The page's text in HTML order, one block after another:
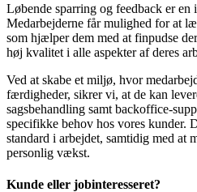
Løbende sparring og feedback er en
Medarbejderne får mulighed for at
som hjælper dem med at finpudse
høj kvalitet i alle aspekter af deres
Ved at skabe et miljø, hvor
færdigheder, sikrer vi, at de kan
sagsbehandling samt backoffice-
specifikke behov hos vores kunder.
standard i arbejdet, samtidig med at
personlig vækst.
Kunde eller jobinteresseret?